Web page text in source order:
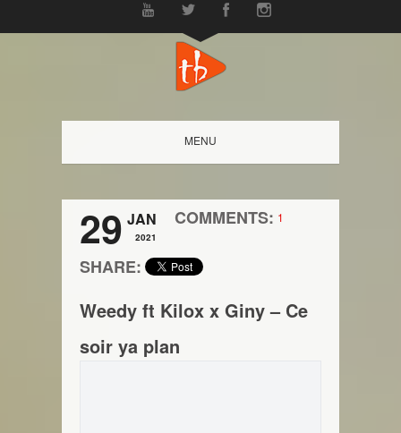
MENU
29 JAN
2021
COMMENTS: 1
SHARE:
Weedy ft Kilox x Giny – Ce
soir ya plan